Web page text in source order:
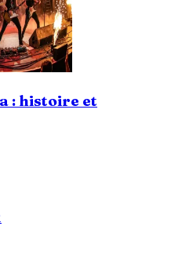
: histoire et